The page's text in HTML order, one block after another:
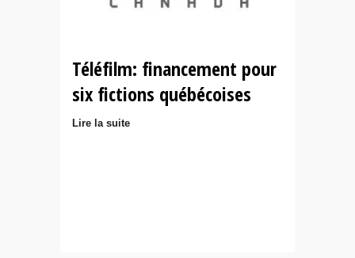
Téléfilm: financement pour
six fictions québécoises
Lire la suite